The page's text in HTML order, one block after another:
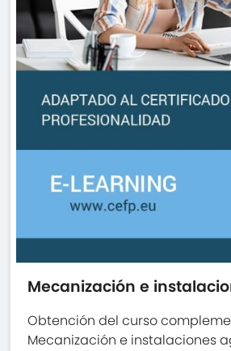
Mecanización e
Obtención del curso
Mecanización e instalaciones